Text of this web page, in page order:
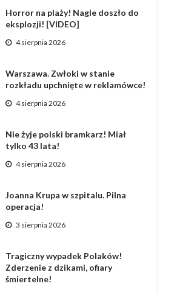
Horror na plaży! Nagle doszło do
eksplozji! [VIDEO]
4 sierpnia 2026
Warszawa. Zwłoki w stanie
rozkładu upchnięte w reklamówce!
4 sierpnia 2026
Nie żyje polski bramkarz! Miał
tylko 43 lata!
4 sierpnia 2026
Joanna Krupa w szpitalu. Pilna
operacja!
3 sierpnia 2026
Tragiczny wypadek Polaków!
Zderzenie z dzikami, ofiary
śmiertelne!